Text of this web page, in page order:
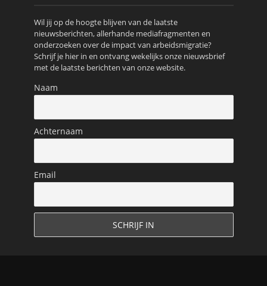
Wil jij op de hoogte blijven van de laatste
nieuwsberichten, allerhande mediafragmenten en
onderzoeken over de impact van arbeidsmigratie?
Schrijf je hier in en ontvang wekelijks onze nieuwsbrief
met de laatste berichten van onze website.
Naam
Achternaam
Email